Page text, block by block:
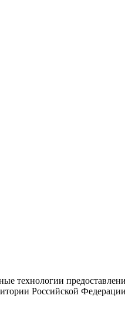
технологии
Российской